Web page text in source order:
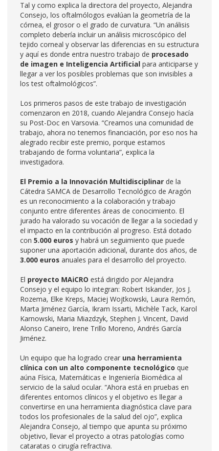
Tal y como explica la directora del proyecto, Alejandra
Consejo, los oftalmólogos evalúan la geometría de la
córnea, el grosor o el grado de curvatura. “Un análisis
completo debería incluir un análisis microscópico del
tejido corneal y observar las diferencias en su estructura
y aquí es donde entra nuestro trabajo de procesado
de imagen e Inteligencia Artificial para anticiparse y
llegar a ver los posibles problemas que son invisibles a
los test oftalmológicos”.
Los primeros pasos de este trabajo de investigación
comenzaron en 2018, cuando Alejandra Consejo hacía
su Post-Doc en Varsovia. “Creamos una comunidad de
trabajo, ahora no tenemos financiación, por eso nos ha
alegrado recibir este premio, porque estamos
trabajando de forma voluntaria”, explica la
investigadora.
El Premio a la Innovación Multidisciplinar de la
Cátedra SAMCA de Desarrollo Tecnológico de Aragón
es un reconocimiento a la colaboración y trabajo
conjunto entre diferentes áreas de conocimiento. El
jurado ha valorado su vocación de llegar a la sociedad y
el impacto en la contribución al progreso. Está dotado
con 5.000 euros y habrá un seguimiento que puede
suponer una aportación adicional, durante dos años, de
3.000 euros anuales para el desarrollo del proyecto.
El proyecto MAiCRO está dirigido por Alejandra
Consejo y el equipo lo integran: Robert Iskander, Jos J.
Rozema, Elke Kreps, Maciej Wojtkowski, Laura Remón,
Marta Jiménez García, Ikram Issarti, Michèle Tack, Karol
Karnowski, Maria Miazdzyk, Stephen J. Vincent, David
Alonso Caneiro, Irene Trillo Moreno, Andrés García
Jiménez.
Un equipo que ha logrado crear una herramienta
clínica con un alto componente tecnológico que
aúna Física, Matemáticas e Ingeniería Biomédica al
servicio de la salud ocular. “Ahora está en pruebas en
diferentes entornos clínicos y el objetivo es llegar a
convertirse en una herramienta diagnóstica clave para
todos los profesionales de la salud del ojo”, explica
Alejandra Consejo, al tiempo que apunta su próximo
objetivo, llevar el proyecto a otras patologías como
cataratas o cirugía refractiva.